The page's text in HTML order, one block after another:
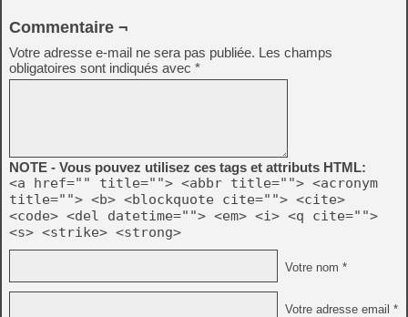
Commentaire ¬
Votre adresse e-mail ne sera pas publiée. Les champs
obligatoires sont indiqués avec *
NOTE - Vous pouvez utilisez ces tags et attributs HTML:
<a href="" title=""> <abbr title=""> <acronym
title=""> <b> <blockquote cite=""> <cite>
<code> <del datetime=""> <em> <i> <q cite="">
<s> <strike> <strong>
Votre nom *
Votre adresse email *